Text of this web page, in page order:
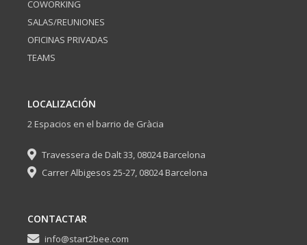
COWORKING
SALAS/REUNIONES
OFICINAS PRIVADAS
TEAMS
LOCALIZACIÓN
2 Espacios en el barrio de Gràcia
Travessera de Dalt 33, 08024 Barcelona
Carrer Albigesos 25-27, 08024 Barcelona
CONTACTAR
info@start2bee.com